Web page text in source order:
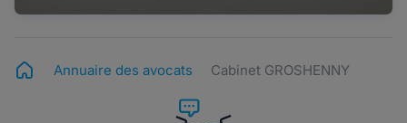
Annuaire des avocats Cabinet GROSHENNY